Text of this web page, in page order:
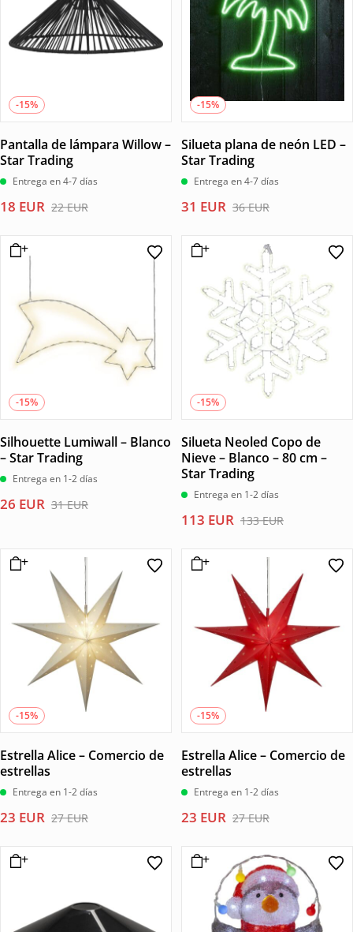
-15%
Pantalla de lámpara Willow –
Star Trading
Entrega en 4-7 días
22EUR
El
original
era:
18 EUR
El
actual
es:
-15%
Silueta plana de neón LED –
Star Trading
Entrega en 4-7 días
36EUR
El
original
era:
36 EUR.
31 EUR
El
actual
es:
31 EUR.
-15%
Silhouette Lumiwall – Blanco
– Star Trading
Entrega en 1-2 días
31EUR
El
era:
31 EUR.
26 EUR
El
es:
26 EUR.
-15%
Silueta Neoled Copo de
Nieve – Blanco – 80 cm –
Star Trading
Entrega en 1-2 días
133EUR
El
original
era:
133 EUR.
113 EUR
El
actual
es:
113 EUR.
-15%
Estrella Alice – Comercio de
estrellas
Entrega en 1-2 días
27EUR
El
original
era:
23 EUR
El
actual
es:
-15%
Estrella Alice – Comercio de
estrellas
Entrega en 1-2 días
27EUR
El
original
era:
27 EUR.
23 EUR
El
actual
es:
23 EUR.